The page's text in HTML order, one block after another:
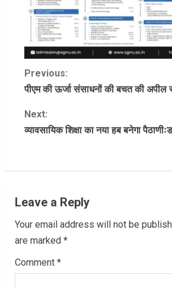
C
n
n
u
e
R
Previous:
पीएम की ऊर्जा संसाधनों की बचत की अपील
Next:
व्यावसायिक शिक्षा का नया हब बनेगा
Leave a Reply
Your email address will not be
are marked *
Comment *